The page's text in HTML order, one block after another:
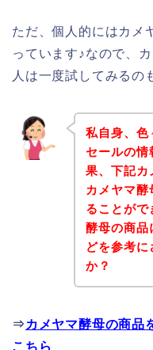
ただ、個人的にはカメ
っています♪なので、
人は一度試してみるの
私自身、色
セールの情
果、下記カ
カメヤマ酵
ることがで
酵母の商品
どを参考に
か？
⇒ カメヤマ酵母の商品
こちら